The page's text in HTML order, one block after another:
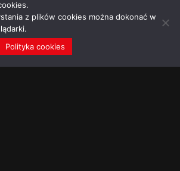
z plików cookies można dokonać w
Polityka cookies